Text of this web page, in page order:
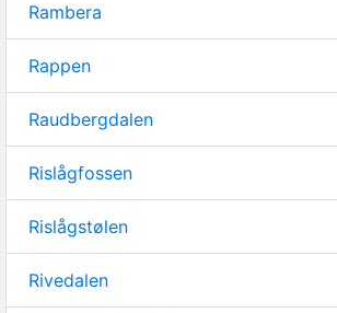
Rambera
Rappen
Raudbergdalen
Rislågfossen
Rislågstølen
Rivedalen